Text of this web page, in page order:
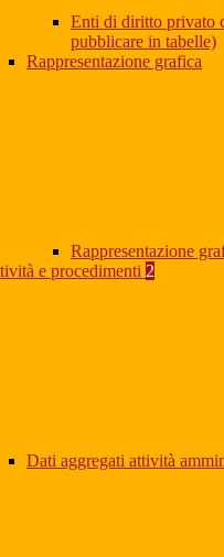
Enti di diritto privato
pubblicare in tabelle)
Rappresentazione grafica
Rappresentazione
e procedimenti 2
Dati aggregati attività